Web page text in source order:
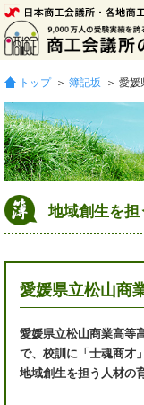
トップ ＞ 簿記坂 ＞ 愛
地域創生を
愛媛県立松山商
愛媛県立松山商業高等
で、校訓に「士魂商才
地域創生を担う人材の